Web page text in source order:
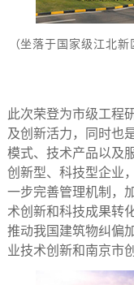
（坐落于国家级江北新
此次荣登为市级工程
及创新活力，同时也
模式、技术产品以及
创新型、科技型企业
一步完善管理机制，
术创新和科技成果转
推动我国建筑物纠偏
业技术创新和南京市